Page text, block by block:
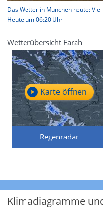
Das Wetter in München heute:
Heute um 06:20 Uhr
Wetterübersicht Farah
Regenradar
Karte öffnen
Klimadiagramme